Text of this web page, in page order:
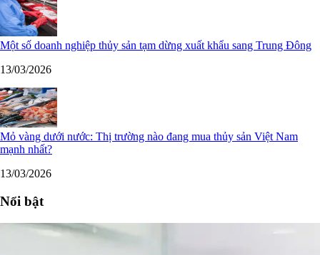
Một số doanh nghiệp thủy sản tạm dừng xuất khẩu sang Trung Đông
13/03/2026
Mỏ vàng dưới nước: Thị trường nào đang mua thủy sản Việt Nam
mạnh nhất?
13/03/2026
Nổi bật